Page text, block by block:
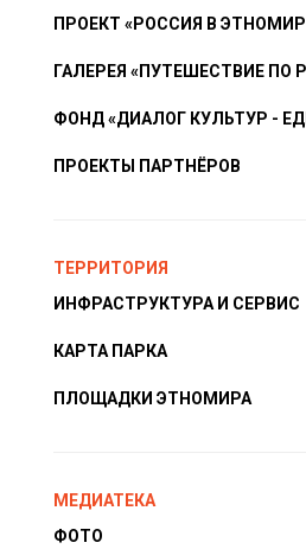
ПРОЕКТ «РОССИЯ В
ГАЛЕРЕЯ «ПУТЕШЕСТВИЕ ПО
ФОНД «ДИАЛОГ КУЛЬТУР -
ПРОЕКТЫ ПАРТНЁРОВ
ТЕРРИТОРИЯ
ИНФРАСТРУКТУРА И СЕРВИС
КАРТА ПАРКА
ПЛОЩАДКИ ЭТНОМИРА
МЕДИАТЕКА
ФОТО